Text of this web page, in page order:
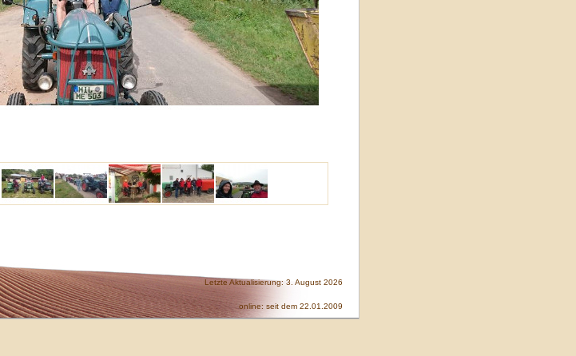
Letzte Aktualisierung: 3. August 2026
online: seit dem 22.01.2009